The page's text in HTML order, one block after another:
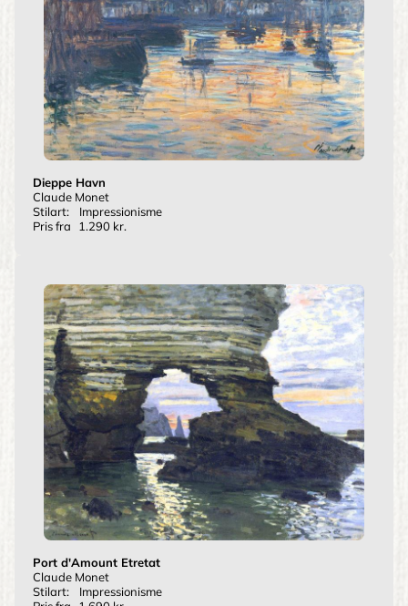
Dieppe Havn
Claude Monet
Stilart:
Impressionisme
Pris fra
1.290 kr.
Port d'Amount Etretat
Claude Monet
Stilart:
Impressionisme